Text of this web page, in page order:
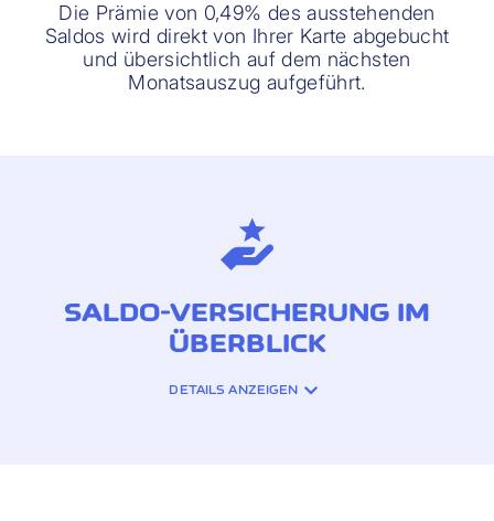
Die Prämie von 0,49% des ausstehenden
Saldos wird direkt von Ihrer Karte abgebucht
und übersichtlich auf dem nächsten
Monatsauszug aufgeführt.
SALDO-VERSICHERUNG IM
ÜBERBLICK
DETAILS ANZEIGEN